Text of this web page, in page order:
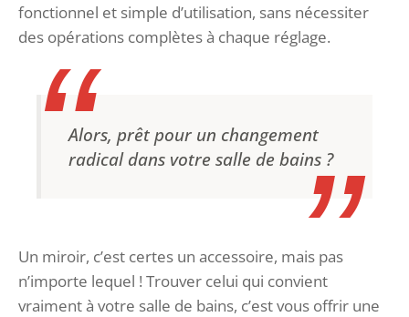
fonctionnel et simple d’utilisation, sans nécessiter
des opérations complètes à chaque réglage.
Alors, prêt pour un changement
radical dans votre salle de bains ?
Un miroir, c’est certes un accessoire, mais pas
n’importe lequel ! Trouver celui qui convient
vraiment à votre salle de bains, c’est vous offrir une